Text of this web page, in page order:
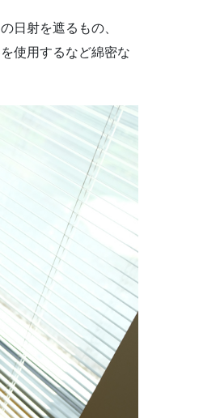
日射を遮るもの、
使用するなど綿密な